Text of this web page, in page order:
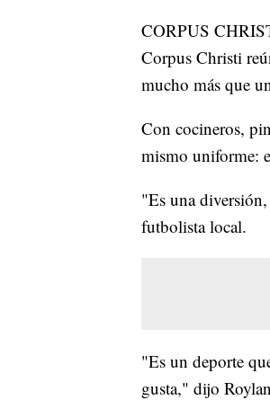
CORPUS
Corpus Christi
mucho más que
Con cocineros,
mismo uniforme:
"Es una
futbolista local.
"Es un deporte
gusta," dijo